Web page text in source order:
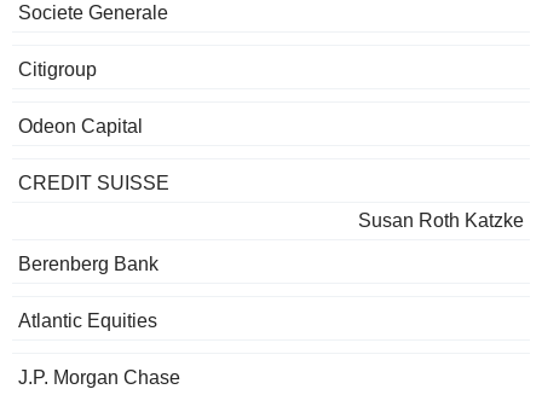
Societe Generale
Citigroup
Odeon Capital
CREDIT SUISSE
Susan Roth Katzke
Berenberg Bank
Atlantic Equities
J.P. Morgan Chase